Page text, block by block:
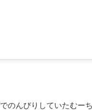
のんびりしていたむー